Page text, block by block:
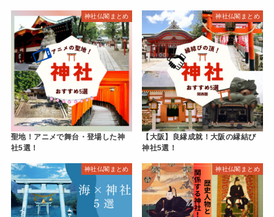
神社仏閣まとめ
聖地！アニメで舞台・登場した神
社5選！
神社仏閣まとめ
【大阪】良縁成就！大阪の縁結び
神社5選！
神社仏閣まとめ 神社仏閣まとめ